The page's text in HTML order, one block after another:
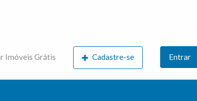
Imóveis Grátis Cadastre-se Entrar